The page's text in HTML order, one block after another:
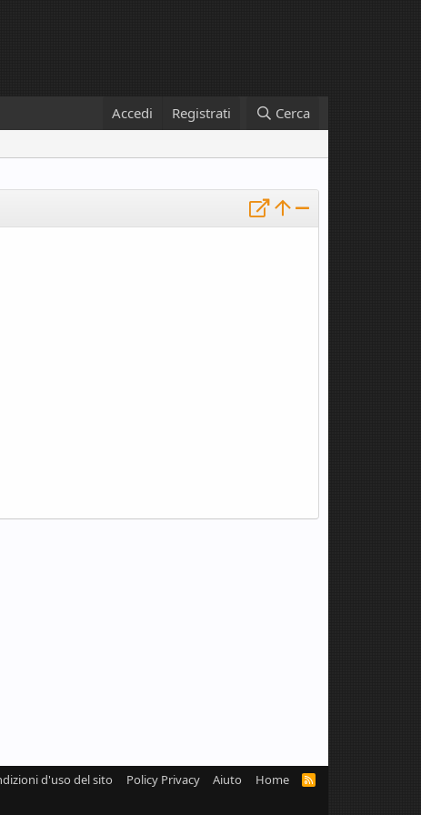
Accedi Registrati Cerca
d'uso del sito Policy Privacy Aiuto Home
R